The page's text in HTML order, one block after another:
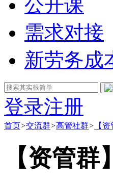
公开课
需求对接
新劳务成
登录注册
首页>交流群>高管社群> 【
【资管